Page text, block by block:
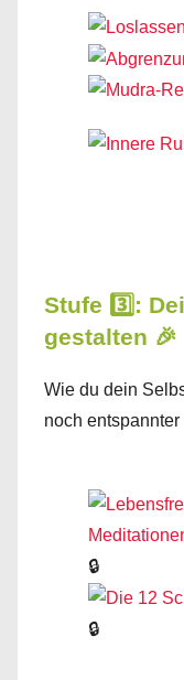
Stufe 3️⃣:
gestalten 🎉
Wie du dein
noch
🔒
🔒